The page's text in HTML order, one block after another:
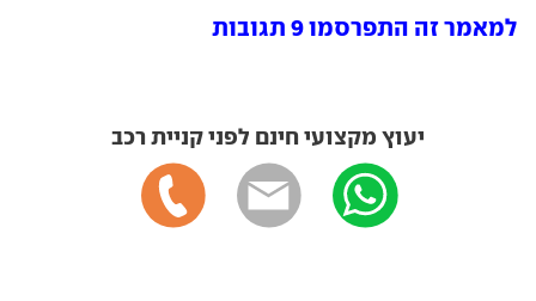
למאמר זה התפרסמו 9 תגובות
יעוץ מקצועי חינם לפני קניית רכב